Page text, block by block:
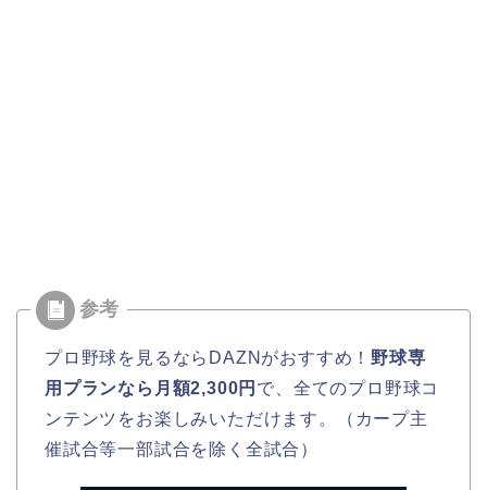
プロ野球を見るならDAZNがおすすめ！ 野球専
用プランなら月額2,300円 で、全てのプロ野球コ
ンテンツをお楽しみいただけます。（カープ主
催試合等一部試合を除く全試合）